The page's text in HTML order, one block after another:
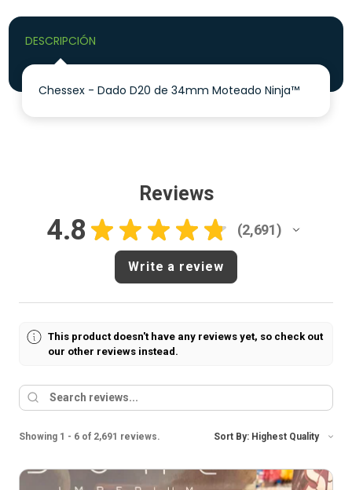
DESCRIPCIÓN
Chessex - Dado D20 de 34mm Moteado Ninja™
Reviews
4.8 ★ ★ ★ ★ ★ 2,691
2691
Write a review
This product doesn't have any reviews yet, so check out
our other reviews instead.
Showing 1 - 6 of 2,691 reviews. Sort By: